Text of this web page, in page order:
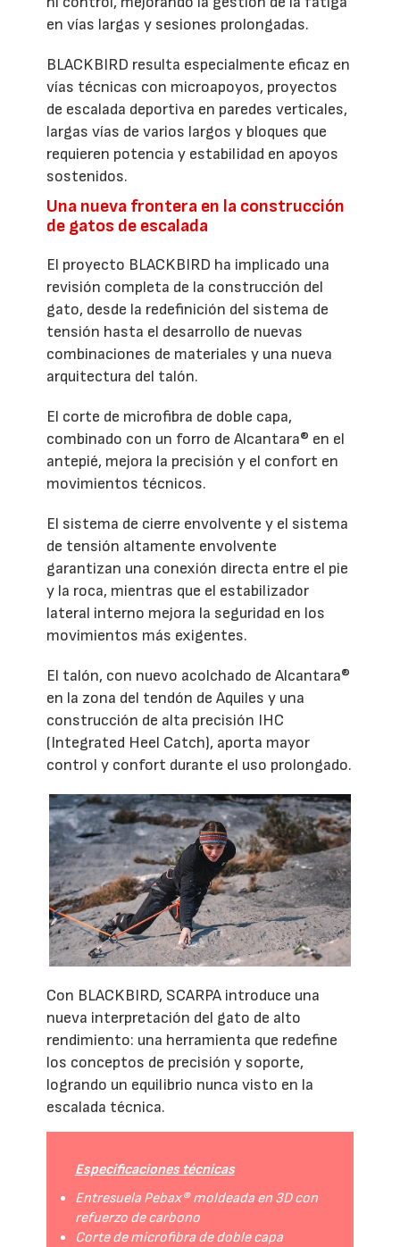
en vías largas y sesiones prolongadas.
BLACKBIRD resulta especialmente eficaz en
vías técnicas con microapoyos, proyectos
de escalada deportiva en paredes verticales,
largas vías de varios largos y bloques que
requieren potencia y estabilidad en apoyos
sostenidos.
Una nueva frontera en la construcción
de gatos de escalada
El proyecto BLACKBIRD ha implicado una
revisión completa de la construcción del
gato, desde la redefinición del sistema de
tensión hasta el desarrollo de nuevas
combinaciones de materiales y una nueva
arquitectura del talón.
El corte de microfibra de doble capa,
combinado con un forro de Alcantara® en el
antepié, mejora la precisión y el confort en
movimientos técnicos.
El sistema de cierre envolvente y el sistema
de tensión altamente envolvente
garantizan una conexión directa entre el pie
y la roca, mientras que el estabilizador
lateral interno mejora la seguridad en los
movimientos más exigentes.
El talón, con nuevo acolchado de Alcantara®
en la zona del tendón de Aquiles y una
construcción de alta precisión IHC
(Integrated Heel Catch), aporta mayor
control y confort durante el uso prolongado.
Con BLACKBIRD, SCARPA introduce una
nueva interpretación del gato de alto
rendimiento: una herramienta que redefine
los conceptos de precisión y soporte,
logrando un equilibrio nunca visto en la
escalada técnica.
Especificaciones técnicas
Entresuela Pebax® moldeada en 3D con
refuerzo de carbono
Corte de microfibra de doble capa